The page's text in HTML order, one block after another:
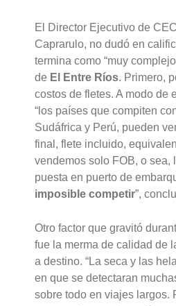
El Director Ejecutivo de
Caprarulo, no dudó en
termina como “muy
de El Entre Ríos. Primero,
costos de fletes. A modo de
“los países que compiten
Sudáfrica y Perú, pueden
final, flete incluido,
vendemos solo FOB, o sea,
puesta en puerto de
imposible competir”,
Otro factor que gravitó
fue la merma de calidad de
a destino. “La seca y las
en que se detectaran
sobre todo en viajes largos.